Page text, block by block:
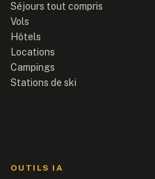
Séjours tout compris
Vols
Hôtels
Locations
Campings
Stations de ski
OUTILS IA